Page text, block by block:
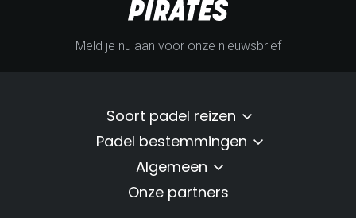
Meld je nu aan voor onze nieuwsbrief
Soort padel reizen
Padel bestemmingen
Algemeen
Onze partners